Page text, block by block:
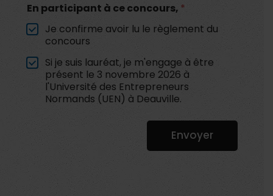
En participant à ce concours, *
Je confirme avoir lu le règlement du
concours
Si je suis lauréat, je m'engage à être
présent le 3 novembre 2026 à
l'Université des Entrepreneurs
Normands (UEN) à Deauville.
Envoyer